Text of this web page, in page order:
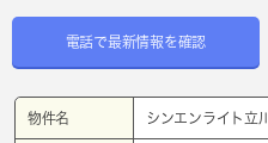
電話で最新情報を確認
物件名 シンエンライト立川